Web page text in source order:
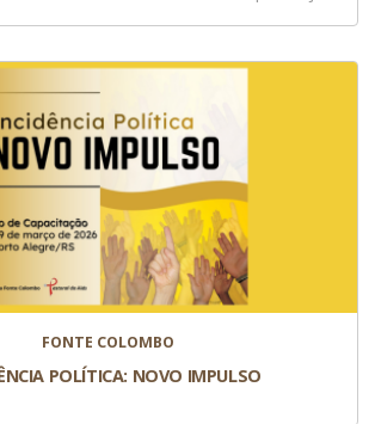
FONTE COLOMBO
POLÍTICA: NOVO IMPULSO